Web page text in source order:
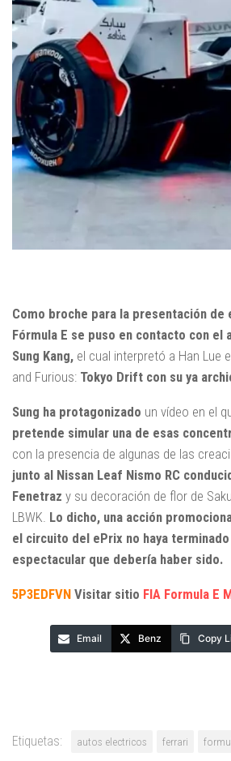
Como broche para la presentación de
Fórmula E se puso en contacto con el
Sung Kang, el cual interpretó a Han Lue
and Furious: Tokyo Drift con su ya
Sung ha protagonizado un vídeo en el
pretende simular una de esas
con la presencia de algunas de las
junto al Nissan Leaf Nismo RC
Fenetraz y su decoración de flor de
LBWK. Lo dicho, una acción
el circuito del ePrix no haya
espectacular que debería haber sido.
5P3EDFVN Visitar sitio FIA Formula E
Email Benz Copy
Etiquetas: autos electricos ferrari